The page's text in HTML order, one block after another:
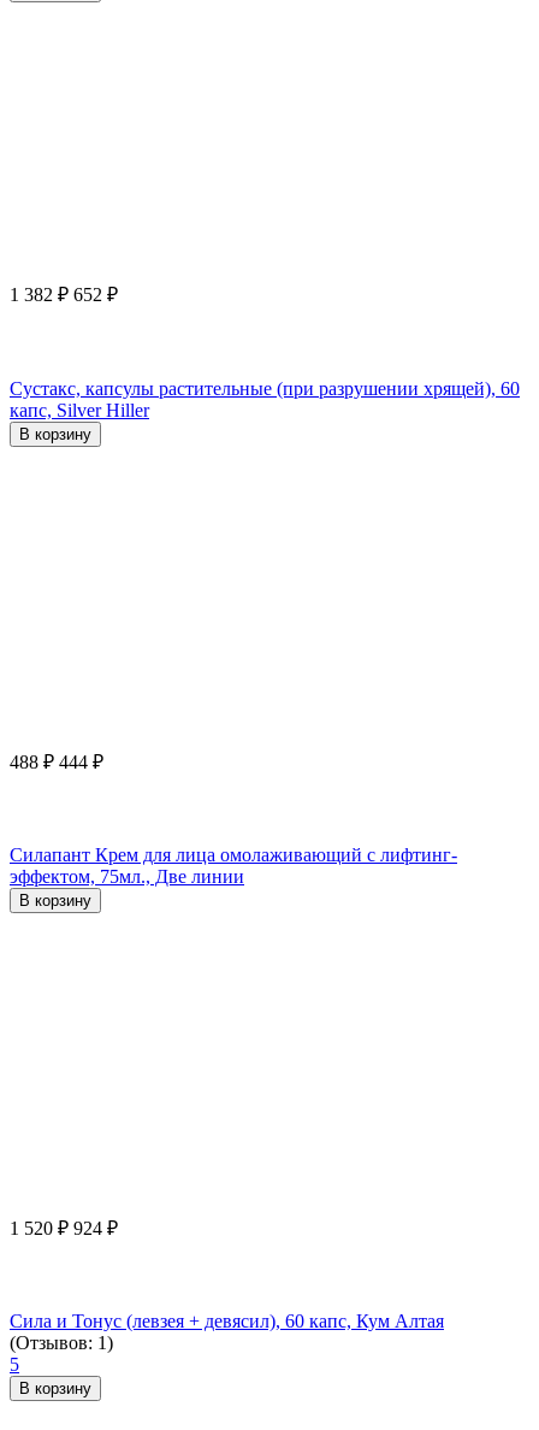
1 382 ₽ 652 ₽
Сустакс, капсулы растительные (при разрушении хрящей), 60
капс, Silver Hiller
В корзину
488 ₽ 444 ₽
Силапант Крем для лица омолаживающий с лифтинг-
эффектом, 75мл., Две линии
В корзину
1 520 ₽ 924 ₽
Сила и Тонус (левзея + девясил), 60 капс, Кум Алтая
(Отзывов: 1)
5
В корзину